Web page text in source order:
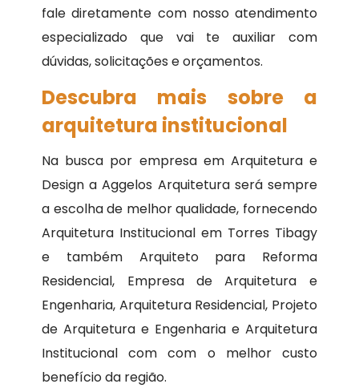
fale diretamente com nosso atendimento
especializado que vai te auxiliar com
dúvidas, solicitações e orçamentos.
Descubra mais sobre a
arquitetura institucional
Na busca por empresa em Arquitetura e
Design a Aggelos Arquitetura será sempre
a escolha de melhor qualidade, fornecendo
Arquitetura Institucional em Torres Tibagy
e também Arquiteto para Reforma
Residencial, Empresa de Arquitetura e
Engenharia, Arquitetura Residencial, Projeto
de Arquitetura e Engenharia e Arquitetura
Institucional com com o melhor custo
benefício da região.